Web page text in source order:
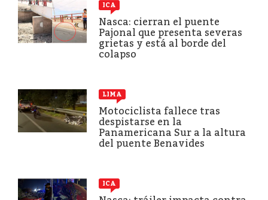
ICA
Nasca: cierran el puente
Pajonal que presenta severas
grietas y está al borde del
colapso
LIMA
Motociclista fallece tras
despistarse en la
Panamericana Sur a la altura
del puente Benavides
ICA